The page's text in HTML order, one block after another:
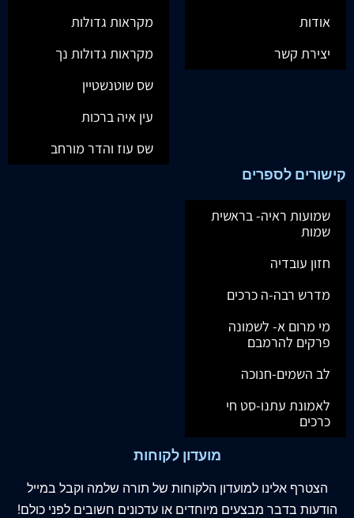
אודות
יצירת קשר
מקראות גדולות
מקראות גדולות נך
שס שוטנשטיין
עין איה ברכות
שס עוז והדר מורחב
קישורים לספרים
שמועות ראיה- בראשית
שמות
חזון עובדיה
מדרש רבה-ה כרכים
מי מרום א- לשמונה
פרקים להרמבם
לב השמים-חנוכה
לאמונת עתנו-סט חי
כרכים
מועדון לקוחות
הצטרף אלינו למועדון הלקוחות של תורה שלמה וקבל במייל
הודעות בדבר מבצעים מיוחדים או עדכונים חשובים לפני כולם!